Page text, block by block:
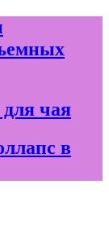
чая
в